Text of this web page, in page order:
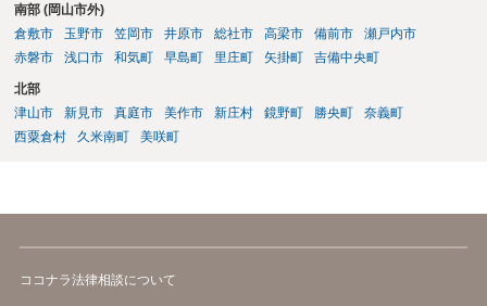
南部 (岡山市外)
倉敷市
玉野市 笠岡市 井原市 総社市 高梁市 備前市
瀬戸内市
赤磐市
浅口市 和気町 早島町 里庄町 矢掛町 吉備中央町
北部
津山市
新見市 真庭市 美作市 新庄村 鏡野町 勝央町
奈義町
西粟倉村
久米南町 美咲町
ココナラ法律相談について